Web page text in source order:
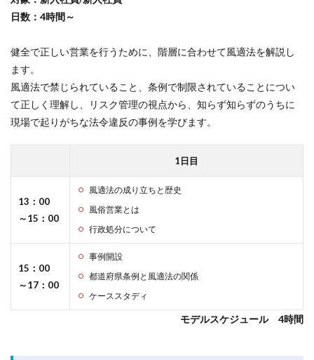
日数：4時間～
健全で正しい営業を行うために、階層に合わせて風適法を解説し
ます。
風適法で禁じられていること、条例で制限されていることについ
て正しく理解し、リスク管理の視点から、知らず知らずのうちに
現場で起りがちな法令違反の事例を学びます。
1日目
13：00
～15：00
風適法の成り立ちと歴史
風俗営業とは
行政処分について
15：00
～17：00
事例開設
都道府県条例と風適法の関係
ケーススタディ
モデルスケジュール 4時間